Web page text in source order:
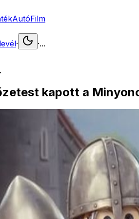
AutóFilm
· ·...
kapott a